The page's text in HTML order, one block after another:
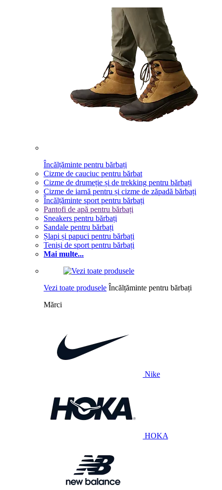
Încălțăminte pentru bărbați
Cizme de cauciuc pentru bărbat
Cizme de drumeție și de trekking pentru bărbați
Cizme de iarnă pentru și cizme de zăpadă bărbați
Încălțăminte sport pentru bărbați
Pantofi de apă pentru bărbați
Sneakers pentru bărbați
Sandale pentru bărbați
Șlapi și papuci pentru bărbați
Teniși de sport pentru bărbați
Mai multe...
Vezi toate produsele Încălțăminte pentru bărbați
Mărci
Nike
HOKA